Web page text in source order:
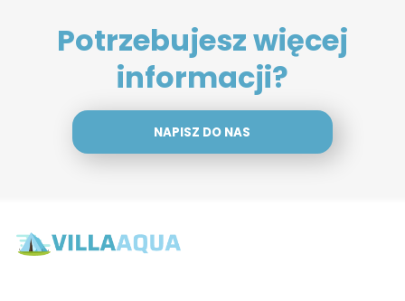
Potrzebujesz więcej
informacji?
NAPISZ DO NAS